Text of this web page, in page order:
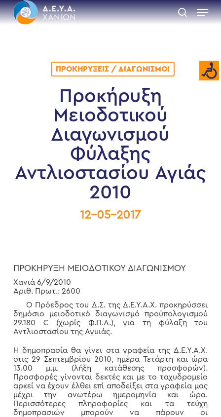
Skip
to
main
search
Menu
ΠΡΟΚΗΡΎΞΕΙΣ / ΔΙΑΓΩΝΙΣΜΟΊ
Προκήρυξη
Μειοδοτικού
Διαγωνισμού
Φύλαξης
Αντλιοστασίου Αγιάς
2010
12-05-2017
ΠΡΟΚΗΡΥΞΗ ΜΕΙΟΔΟΤΙΚΟΥ ΔΙΑΓΩΝΙΣΜΟΥ
Χανιά 6/9/2010
Αριθ. Πρωτ.: 2600
Ο Πρόεδρος του Δ.Σ. της Δ.Ε.Υ.Α.Χ. προκηρύσσει
δημόσιο μειοδοτικό διαγωνισμό προϋπολογισμού
29.180 € (χωρίς Φ.Π.Α.), για τη φύλαξη του
Αντλιοστασίου της Αγυιάς.
Η δημοπρασία θα γίνει στα γραφεία της Δ.Ε.Υ.Α.Χ.
στις 29 Σεπτεμβρίου 2010, ημέρα Τετάρτη και ώρα
13.00 μ.μ. (λήξη κατάθεσης προσφορών).
Προσφορές γίνονται δεκτές και με το ταχυδρομείο
αρκεί να έχουν έλθει επί αποδείξει στα γραφεία μας
μέχρι την ανωτέρω ημερομηνία και ώρα.
Περισσότερες πληροφορίες και τα τεύχη
δημοπρασιών μπορούν να πάρουν οι